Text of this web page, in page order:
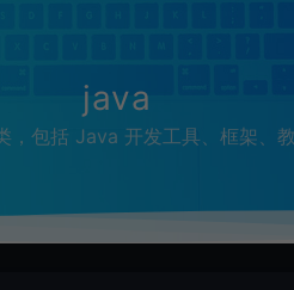
java
包括 Java 开发工具、框架、